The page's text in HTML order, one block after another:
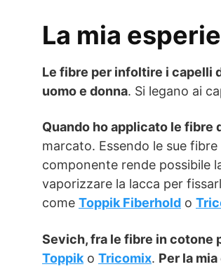
La mia
Le fibre per infoltire i capelli
uomo e donna. Si legano ai
Quando ho applicato le fibre
marcato. Essendo le sue
componente rende possibile
vaporizzare la lacca per
come Toppik Fiberhold o
Sevich, fra le fibre in cotone
Toppik o Tricomix. Per la